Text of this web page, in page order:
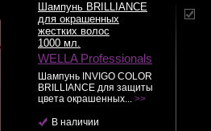
Шампунь BRILLIANCE
для окрашенных
жестких волос
1000 мл.
WELLA Professionals
Шампунь INVIGO COLOR
BRILLIANCE для защиты
цвета окрашенных... >>
В наличии